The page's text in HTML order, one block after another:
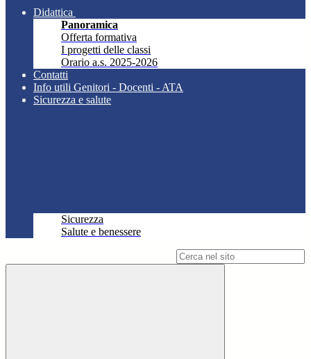
Didattica
Panoramica
Offerta formativa
I progetti delle classi
Orario a.s. 2025-2026
Contatti
Info utili Genitori - Docenti - ATA
Sicurezza e salute
Sicurezza
Salute e benessere